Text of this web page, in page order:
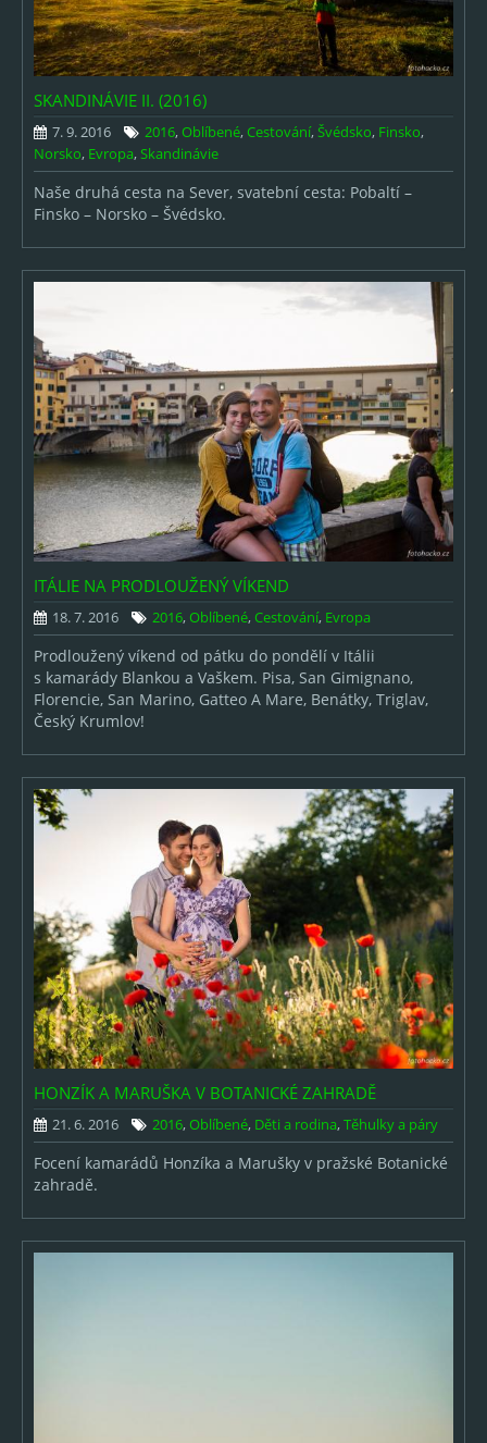
SKANDINÁVIE II. (2016)
7. 9. 2016 2016,Oblíbené,Cestování,Švédsko, Finsko,
Norsko, Evropa,Skandinávie
Naše druhá cesta na Sever, svatební cesta: Pobaltí –
Finsko – Norsko – Švédsko.
ITÁLIE NA PRODLOUŽENÝ VÍKEND
18. 7. 2016 2016,Oblíbené,Cestování, Evropa
Prodloužený víkend od pátku do pondělí v Itálii
s kamarády Blankou a Vaškem. Pisa, San Gimignano,
Florencie, San Marino, Gatteo A Mare, Benátky, Triglav,
Český Krumlov!
HONZÍK A MARUŠKA V BOTANICKÉ ZAHRADĚ
21. 6. 2016 2016,Oblíbené, Děti a rodina,Těhulky a páry
Focení kamarádů Honzíka a Marušky v pražské Botanické
zahradě.